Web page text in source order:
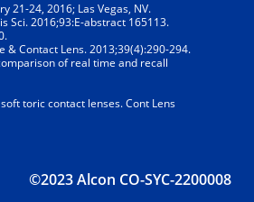
21-24, 2016; Las Vegas, NV.
Sci. 2016;93:E-abstract 165113.
& Contact Lens. 2013;39(4):290-294.
of real time and recall
toric contact lenses. Cont Lens
©2023 Alcon CO-SYC-2200008